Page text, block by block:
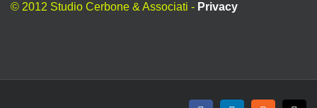
© 2012 Studio Cerbone & Associati - Privacy